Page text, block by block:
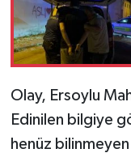
Olay, Ersoylu
Edinilen bilgiye
henüz bilinmeyen